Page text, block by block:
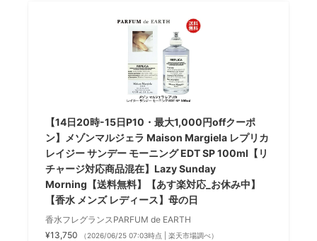
【14日20時-15日P10・最大1,000円offクーポ
ン】メゾンマルジェラ Maison Margiela レプリカ
レイジー サンデー モーニング EDT SP 100ml【リ
チャージ対応商品混在】Lazy Sunday
Morning【送料無料】【あす楽対応_お休み中】
【香水 メンズ レディース】母の日
香水フレグランスPARFUM de EARTH
¥13,750
（2026/06/25 07:03時点 | 楽天市場調べ）